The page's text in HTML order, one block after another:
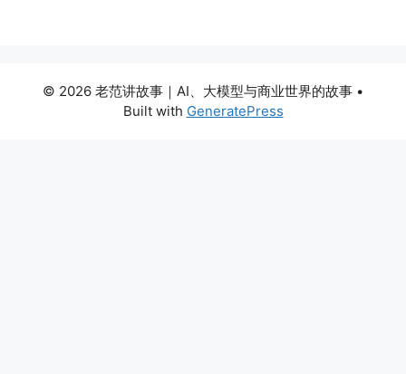
© 2026 老范讲故事｜AI、大模型与商业世界的故事 •
Built with GeneratePress